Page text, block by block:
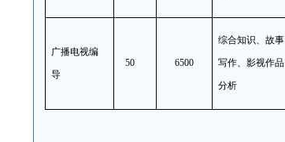
广播电视编
导
50 6500
综合知识、故事
写作、影视作品
分析